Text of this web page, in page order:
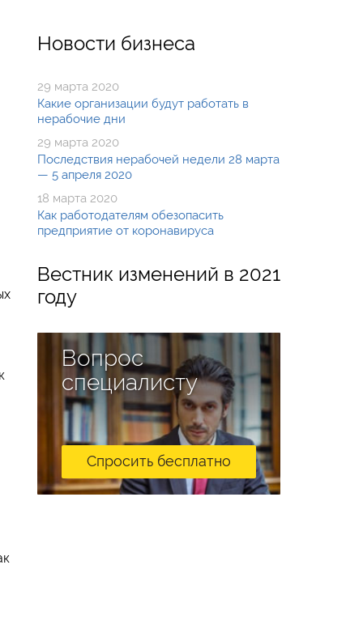
Новости бизнеса
29 марта 2020
Какие организации будут работать в
нерабочие дни
29 марта 2020
Последствия нерабочей недели 28 марта
— 5 апреля 2020
18 марта 2020
Как работодателям обезопасить
предприятие от коронавируса
Вестник изменений в 2021
году
Вопрос
специалисту
Спросить бесплатно